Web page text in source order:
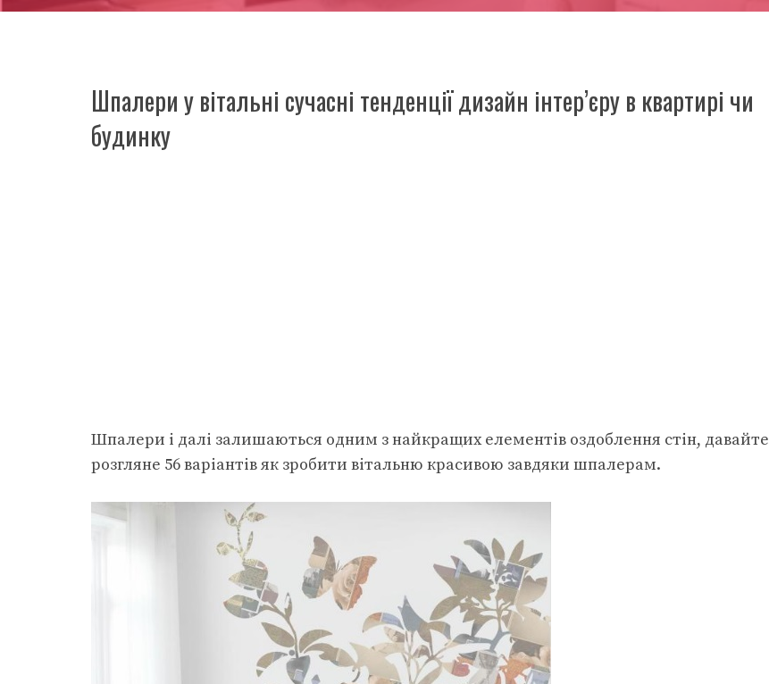
Шпалери у вітальні сучасні тенденції дизайн інтер’єру в квартирі чи
будинку
Шпалери і далі залишаються одним з найкращих елементів оздоблення стін, давайте
розгляне 56 варіантів як зробити вітальню красивою завдяки шпалерам.